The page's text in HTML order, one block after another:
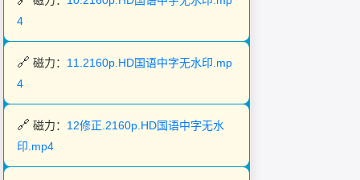
4
磁力： 11.2160p.HD国语中字无水印.mp
4
磁力： 12修正.2160p.HD国语中字无水
印.mp4